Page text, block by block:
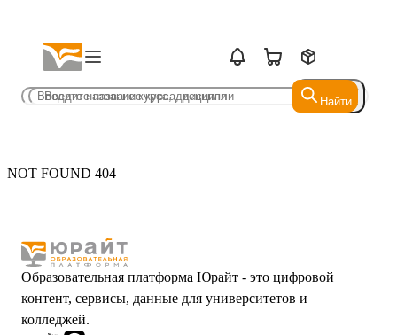
Найти
Найти
NOT FOUND 404
Образовательная платформа Юрайт - это цифровой
контент, сервисы, данные для университетов и
колледжей.